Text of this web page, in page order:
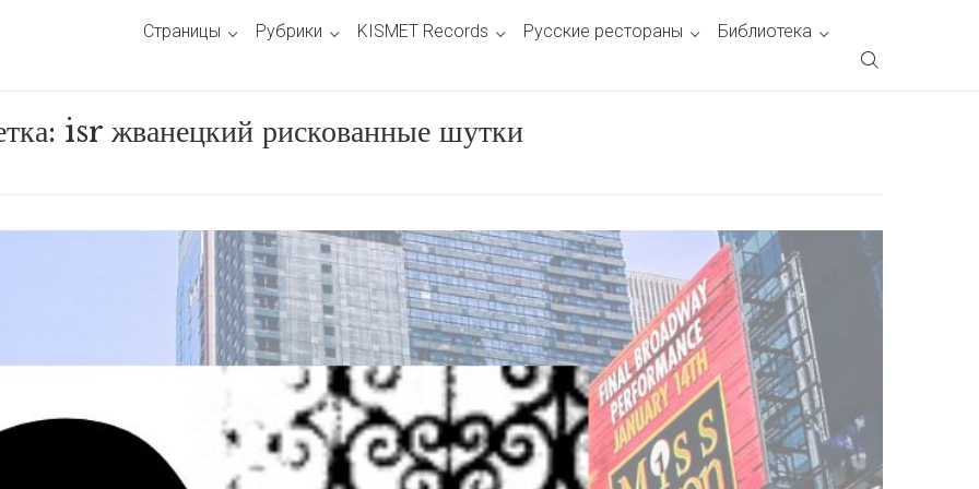
Страницы Рубрики KISMET Records Русские рестораны Библиотека
isr жванецкий рискованные шутки